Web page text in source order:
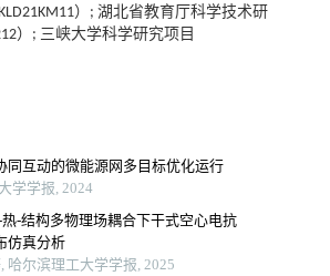
）; 湖北省教育厅科学技术研
）; 三峡大学科学研究项目